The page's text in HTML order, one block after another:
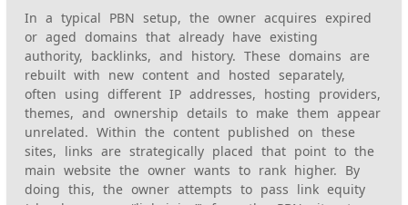
In a typical PBN setup, the owner acquires expired
or aged domains that already have existing
authority, backlinks, and history. These domains are
rebuilt with new content and hosted separately,
often using different IP addresses, hosting providers,
themes, and ownership details to make them appear
unrelated. Within the content published on these
sites, links are strategically placed that point to the
main website the owner wants to rank higher. By
doing this, the owner attempts to pass link equity